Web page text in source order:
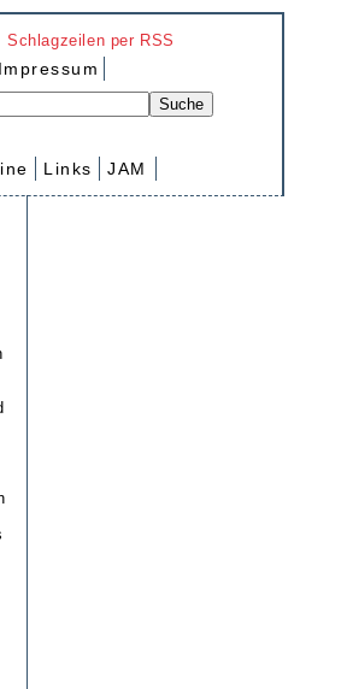
Schlagzeilen per RSS
Impressum
Links JAM